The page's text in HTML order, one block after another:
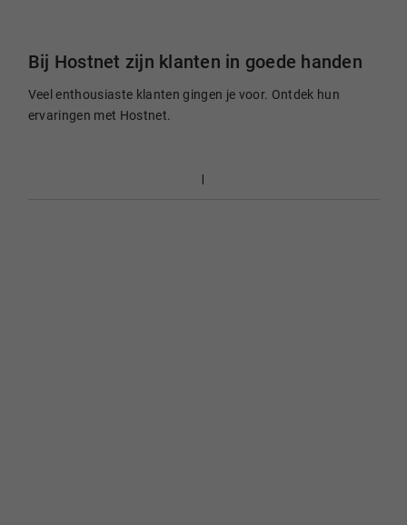
Bij Hostnet zijn klanten in goede handen
Veel enthousiaste klanten gingen je voor. Ontdek hun
ervaringen met Hostnet.